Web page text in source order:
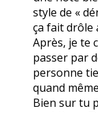
style de «
ça fait drôle
Après, je te
passer par
personne
quand
Bien sur tu